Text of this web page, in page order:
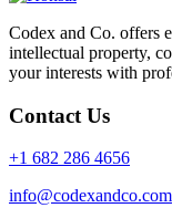
Codex and Co. offers
intellectual property,
your interests with
Contact Us
+1 682 286 4656
info@codexandco.com